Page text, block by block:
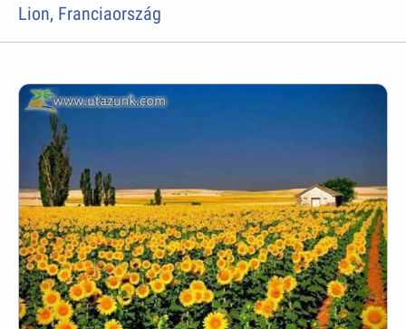
Lion, Franciaország